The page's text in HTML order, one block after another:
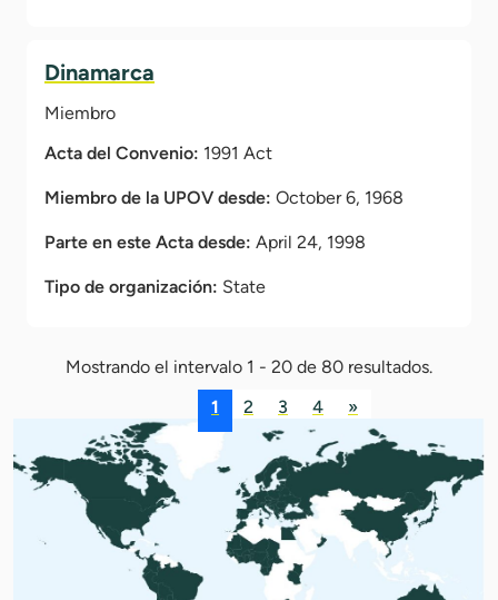
Dinamarca
Miembro
Acta del Convenio: 1991 Act
Miembro de la UPOV desde: October 6, 1968
Parte en este Acta desde: April 24, 1998
Tipo de organización: State
Mostrando el intervalo 1 - 20 de 80 resultados.
1
2 3 4 »